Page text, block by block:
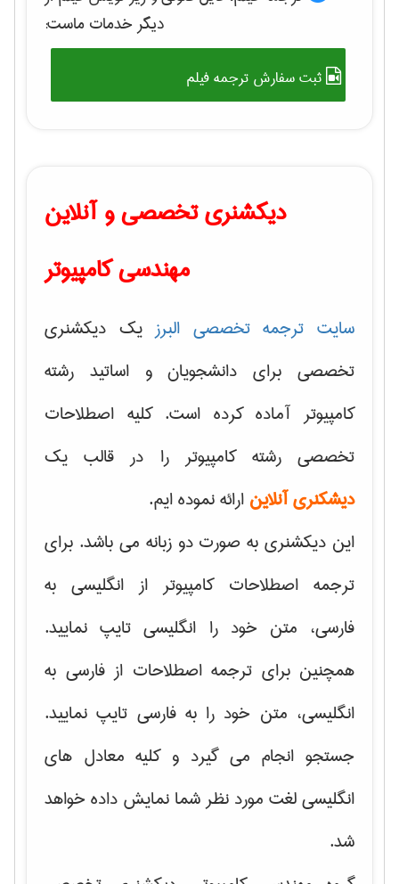
دیگر خدمات ماست:
ثبت سفارش ترجمه فیلم
دیکشنری تخصصی و آنلاین
مهندسی کامپیوتر
سایت ترجمه تخصصی البرزیک دیکشنری
تخصصی برای دانشجویان و اساتید رشته
کامپیوتر آماده کرده است. کلیه اصطلاحات
تخصصی رشته کامپیوتر را در قالب یک
دیشکنری آنلاین ارائه نموده ایم.
این دیکشنری به صورت دو زبانه می باشد. برای
ترجمه اصطلاحات کامپیوتر از انگلیسی به
فارسی، متن خود را انگلیسی تایپ نمایید.
همچنین برای ترجمه اصطلاحات از فارسی به
انگلیسی، متن خود را به فارسی تایپ نمایید.
جستجو انجام می گیرد و کلیه معادل های
انگلیسی لغت مورد نظر شما نمایش داده خواهد
شد.